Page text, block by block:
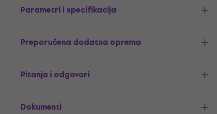
Parametri i specifikacija
Preporučena dodatna oprema
Pitanja i odgovori
Dokumenti